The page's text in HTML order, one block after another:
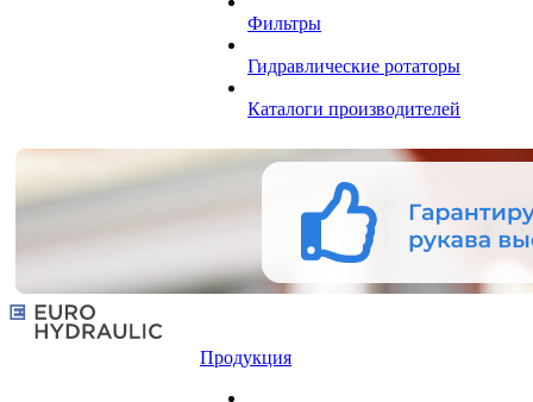
Фильтры
Гидравлические ротаторы
Каталоги производителей
Продукция